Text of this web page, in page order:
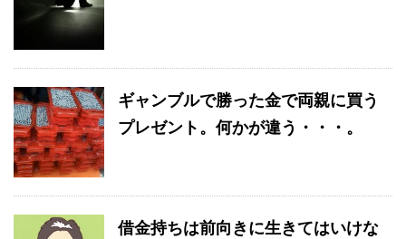
ギャンブルで勝った金で両親に買う
プレゼント。何かが違う・・・。
借金持ちは前向きに生きてはいけな